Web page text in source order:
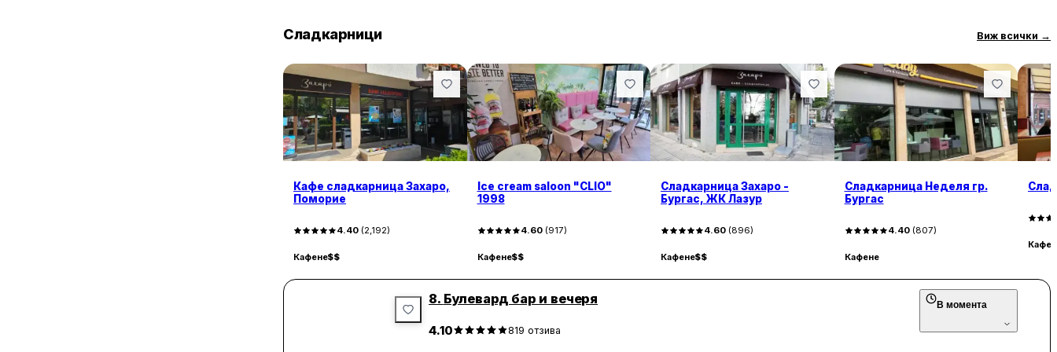
Сладкарници Виж всички →
Кафе сладкарница Захаро,
Поморие
4.40 (2,192)
Кафене$$
Ice cream saloon "CLIO"
1998
4.60(917)
Кафене$$
Сладкарница Захаро -
Бургас, ЖК Лазур
4.60 (896)
Кафене$$
Сладкарница Неделя гр.
Бургас
4.40(807)
Кафене
8. Булевард бар и вечеря
4.10 819 отзива
В момента